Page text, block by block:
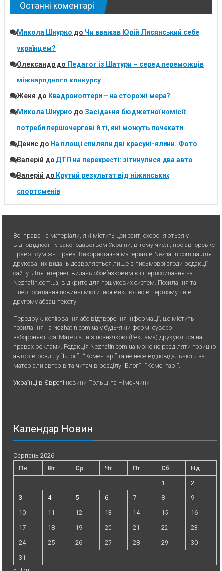
Останні коментарі
Микола Шкурко до Чи вважав Юрій Лисянський себе
українцем?
Олександрдо Педагог із Шатури – серед переможців
міжнародного конкурсу
Женя до Квадрокоптери – на сторожі мера?
Микола Шкурко до Засідання бюджетної комісії:
потреби першочергові й ті, які можуть почекати
Денисдо На площі спиляли дві красуні-ялини. Фото
Валерій до ДТП на перехресті: зіткнулися два авто
Валерій до Крутий результат від ніжинських
спортсменів
Всі права на матеріали, які містить цей сайт, охороняються у
відповідності із законодавством України, в тому числі, про авторське
право і суміжні права. Використання матерiалiв Nezhatin.com.ua для
друкованих видань дозволяється лише з письмової згоди редакції
сайту. Для iнтернет-видань обов’язковим є гiперпосилання на
Nezhatin.com.ua, відкрите для пошукових систем. Посилання та
гіперпосилання повинні міститися виключно в першому чи в
другому абзаці тексту.
Передрук, копiювання або вiдтворення iнформацiї, що мiстить
посилання на Nezhatin.com.ua у будь-якiй формi суворо
забороняється. Матеріали з позначкою (Реклама) друкуються на
правах реклами. Редакція Nezhatin.com.ua може не розділяти позицію
авторів розділу “Блог” і “Коментарі” та не несе відповідальність за
матеріали авторів та читачів розділу “Блог” і “Коментарі”.
Українці в Європі новини Польщі та Німеччини
Календар Новин
Серпень 2026
Пн
Вт Ср Чт Пт Сб
Нд
1
2
3
4 5 6 7 8
9
10
11 12 13 14 15
16
17
18 19 20 21 22
23
24
25 26 27 28 29
30
31